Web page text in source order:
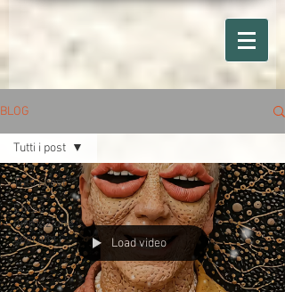
BLOG
Tutti i post
Corso
formazione
operatori
Tutti i post
Load video